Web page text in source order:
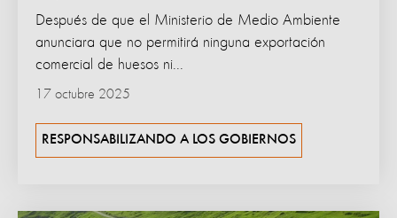
17 octubre 2025
Después de que el Ministerio de Medio Ambiente
anunciara que no permitirá ninguna exportación
comercial de huesos ni...
RESPONSABILIZANDO A LOS GOBIERNOS